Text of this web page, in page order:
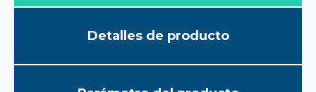
Detalles de producto